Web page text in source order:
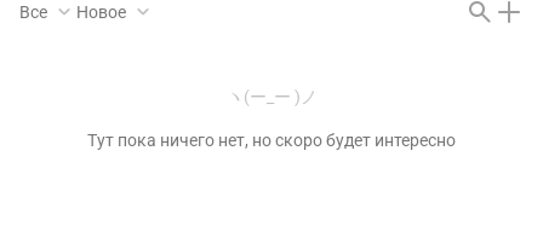
Все Новое
ヽ(ー_ー )ノ
Тут пока ничего нет, но скоро будет интересно